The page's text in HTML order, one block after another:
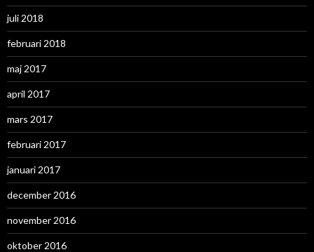
juli 2018
februari 2018
maj 2017
april 2017
mars 2017
februari 2017
januari 2017
december 2016
november 2016
oktober 2016